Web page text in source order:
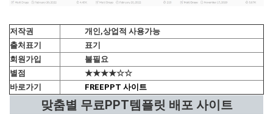
저작권
개인,상업적 사용가능
출처표기
표기
회원가입
불필요
별점
★★★★☆☆
바로가기
FREEPPT 사이트
맞춤별 무료PPT템플릿 배포 사이트